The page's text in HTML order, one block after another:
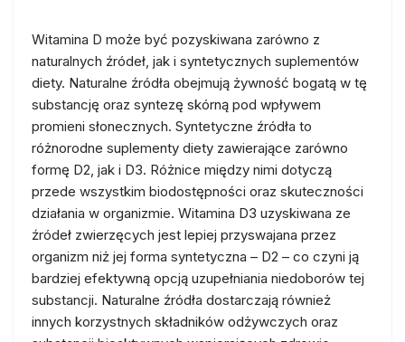
Witamina D może być pozyskiwana zarówno z
naturalnych źródeł, jak i syntetycznych suplementów
diety. Naturalne źródła obejmują żywność bogatą w tę
substancję oraz syntezę skórną pod wpływem
promieni słonecznych. Syntetyczne źródła to
różnorodne suplementy diety zawierające zarówno
formę D2, jak i D3. Różnice między nimi dotyczą
przede wszystkim biodostępności oraz skuteczności
działania w organizmie. Witamina D3 uzyskiwana ze
źródeł zwierzęcych jest lepiej przyswajana przez
organizm niż jej forma syntetyczna – D2 – co czyni ją
bardziej efektywną opcją uzupełniania niedoborów tej
substancji. Naturalne źródła dostarczają również
innych korzystnych składników odżywczych oraz